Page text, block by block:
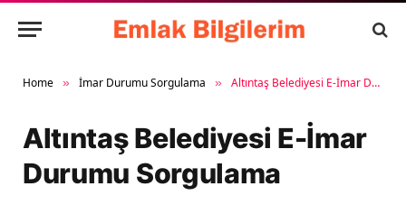
Home » İmar Durumu Sorgulama » Altıntaş Belediyesi E-İmar Durumu Sorgulama
Altıntaş Belediyesi E-İmar
Durumu Sorgulama